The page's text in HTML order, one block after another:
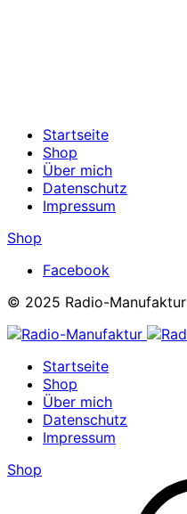
Startseite
Shop
Über mich
Datenschutz
Impressum
Shop
Facebook
© 2025 Radio-Manufaktur
Startseite
Shop
Über mich
Datenschutz
Impressum
Shop